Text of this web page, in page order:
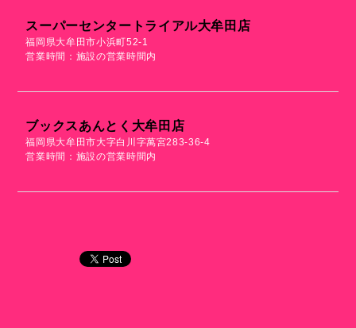
スーパーセンタートライアル大牟田店
福岡県大牟田市小浜町52-1
営業時間：施設の営業時間内
ブックスあんとく大牟田店
福岡県大牟田市大字白川字萬宮283-36-4
営業時間：施設の営業時間内